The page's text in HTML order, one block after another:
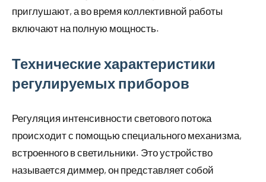
приглушают, а во время коллективной работы
включают на полную мощность.
Технические характеристики
регулируемых приборов
Регуляция интенсивности светового потока
происходит с помощью специального механизма,
встроенного в светильники. Это устройство
называется диммер, он представляет собой